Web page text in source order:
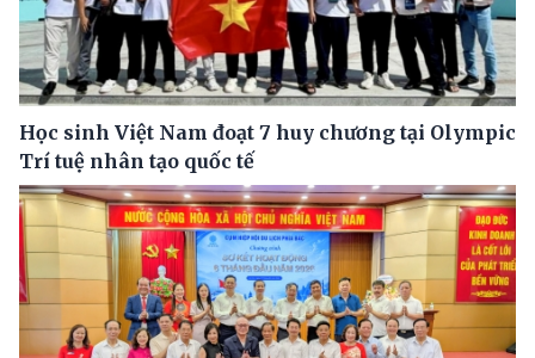
Học sinh Việt Nam đoạt 7 huy chương tại Olympic
Trí tuệ nhân tạo quốc tế